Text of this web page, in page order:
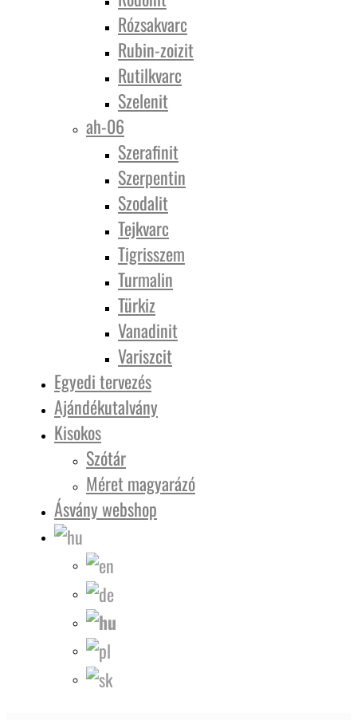
Rózsakvarc
Rubin-zoizit
Rutilkvarc
Szelenit
ah-06
Szerafinit
Szerpentin
Szodalit
Tejkvarc
Tigrisszem
Turmalin
Türkiz
Vanadinit
Variszcit
Egyedi tervezés
Ajándékutalvány
Kisokos
Szótár
Méret magyarázó
Ásvány webshop